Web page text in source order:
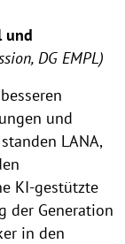
a
n
und
DG EMPL)
und
LANA,
KI-gestützte
der Generation
in den